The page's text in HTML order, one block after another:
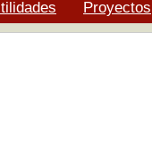
Proyectos